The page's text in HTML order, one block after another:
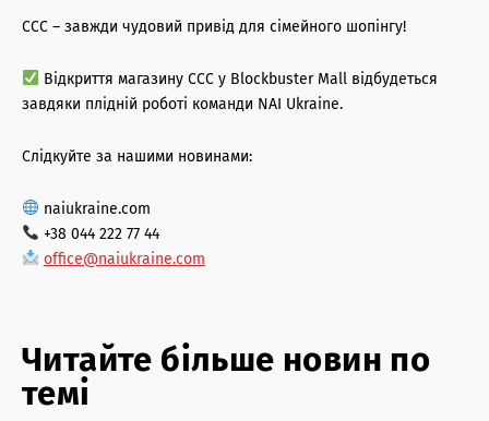
Управління нерухомістю
CCC – завжди чудовий привід для сімейного шопінгу!
Відкриття магазину CCC у Blockbuster Mall відбудеться
завдяки плідній роботі команди NAI Ukraine.
Слідкуйте за нашими новинами:
naiukraine.com
+38 044 222 77 44
office@naiukraine.com
Читайте більше новин по
темі